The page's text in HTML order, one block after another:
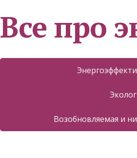
Все про
Возобновляемая и